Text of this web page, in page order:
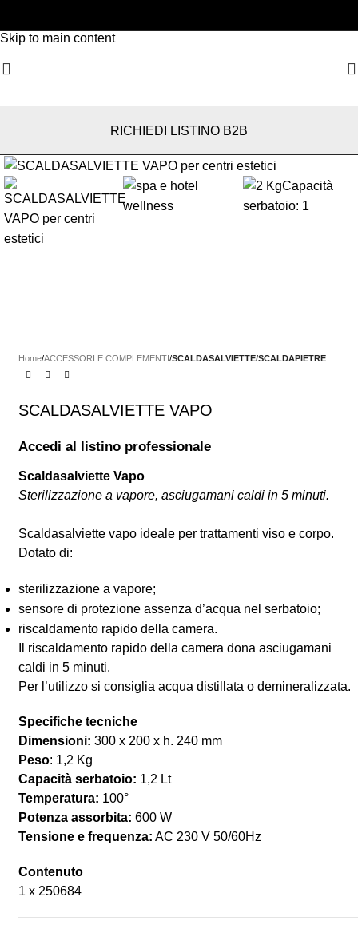
Skip to main content
RICHIEDI LISTINO B2B
Home ACCESSORI E COMPLEMENTI SCALDASALVIETTE/SCALDAPIETRE
SCALDASALVIETTE VAPO
Accedi al listino professionale
Scaldasalviette Vapo
Sterilizzazione a vapore, asciugamani caldi in 5 minuti.
Scaldasalviette vapo ideale per trattamenti viso e corpo.
Dotato di:
sterilizzazione a vapore;
sensore di protezione assenza d’acqua nel serbatoio;
riscaldamento rapido della camera.
Il riscaldamento rapido della camera dona asciugamani
caldi in 5 minuti.
Per l’utilizzo si consiglia acqua distillata o demineralizzata.
Specifiche tecniche
Dimensioni: 300 x 200 x h. 240 mm
Peso: 1,2 Kg
Capacità serbatoio: 1,2 Lt
Temperatura: 100°
Potenza assorbita: 600 W
Tensione e frequenza: AC 230 V 50/60Hz
Contenuto
1 x 250684